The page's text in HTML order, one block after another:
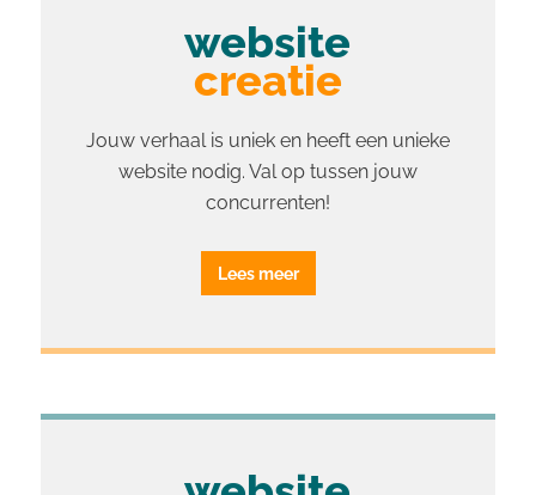
website
creatie
Jouw verhaal is uniek en heeft een unieke
website nodig. Val op tussen jouw
concurrenten!
Lees meer